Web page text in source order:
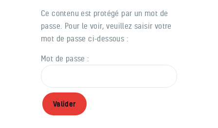
Avions
Apprendre
Voler
Contact
Membres
Ce contenu est protégé par un mot de
passe. Pour le voir, veuillez saisir votre
mot de passe ci-dessous :
Mot de passe :